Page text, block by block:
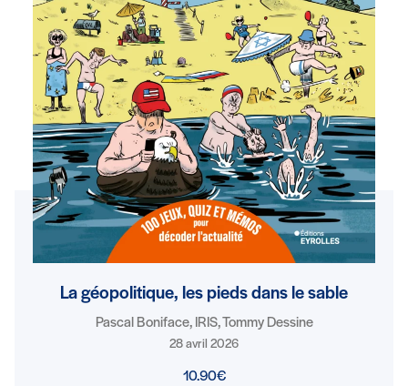
La géopolitique, les pieds dans le sable
Pascal Boniface, IRIS, Tommy Dessine
28 avril 2026
10.90€